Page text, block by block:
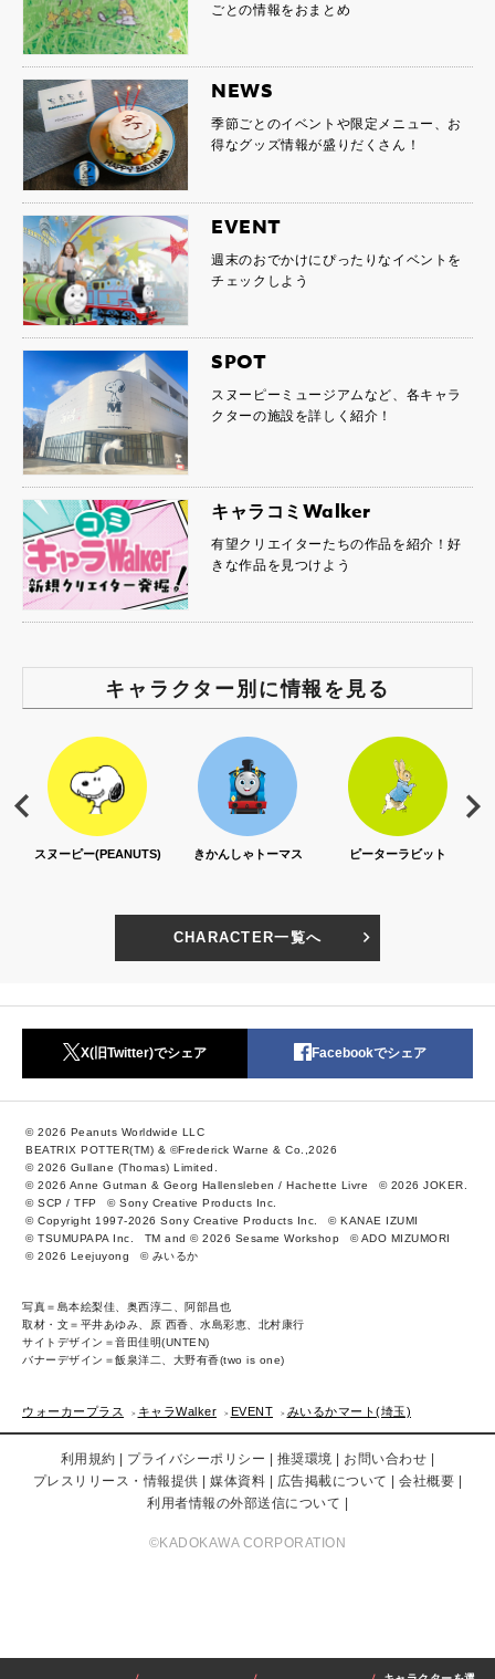
ごとの情報をおまとめ
NEWS
季節ごとのイベントや限定メニュー、お
得なグッズ情報が盛りだくさん！
EVENT
週末のおでかけにぴったりなイベントを
チェックしよう
SPOT
スヌーピーミュージアムなど、各キャラ
クターの施設を詳しく紹介！
キャラコミWalker
有望クリエイターたちの作品を紹介！好
きな作品を見つけよう
キャラクター別に情報を見る
スヌーピー(PEANUTS) きかんしゃトーマス ピーターラビット
CHARACTER一覧へ
X(旧Twitter)でシェア Facebookでシェア
© 2026 Peanuts Worldwide LLC
BEATRIX POTTER(TM) & ©Frederick Warne & Co.,2026
© 2026 Gullane (Thomas) Limited.
© 2026 Anne Gutman & Georg Hallensleben / Hachette Livre
© 2026 JOKER.
© SCP / TFP
© Sony Creative Products Inc.
© Copyright 1997-2026 Sony Creative Products Inc.
© KANAE IZUMI
© TSUMUPAPA Inc.
TM and © 2026 Sesame Workshop
© ADO MIZUMORI
© 2026 Leejuyong
© みいるか
写真＝島本絵梨佳、奥西淳二、阿部昌也
取材・文＝平井あゆみ、原 西香、水島彩恵、北村康行
サイトデザイン＝音田佳明(UNTEN)
バナーデザイン＝飯泉洋二、大野有香(two is one)
ウォーカープラス キャラWalker EVENT みいるかマート(埼玉)
利用規約 プライバシーポリシー 推奨環境
お問い合わせ
プレスリリース・情報提供
媒体資料 広告掲載について
会社概要
利用者情報の外部送信について
©KADOKAWA CORPORATION